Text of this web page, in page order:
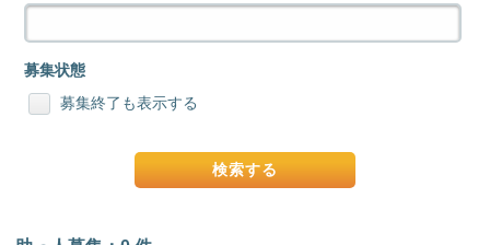
募集状態
募集終了も表示する